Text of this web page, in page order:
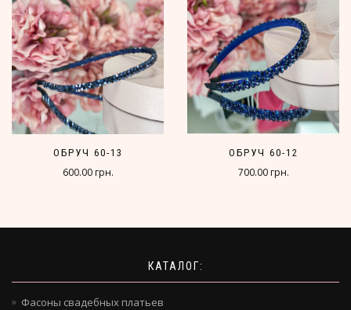
ОБРУЧ 60-13
600.00 грн.
ОБРУЧ 60-12
700.00 грн.
КАТАЛОГ:
Фасоны свадебных платьев